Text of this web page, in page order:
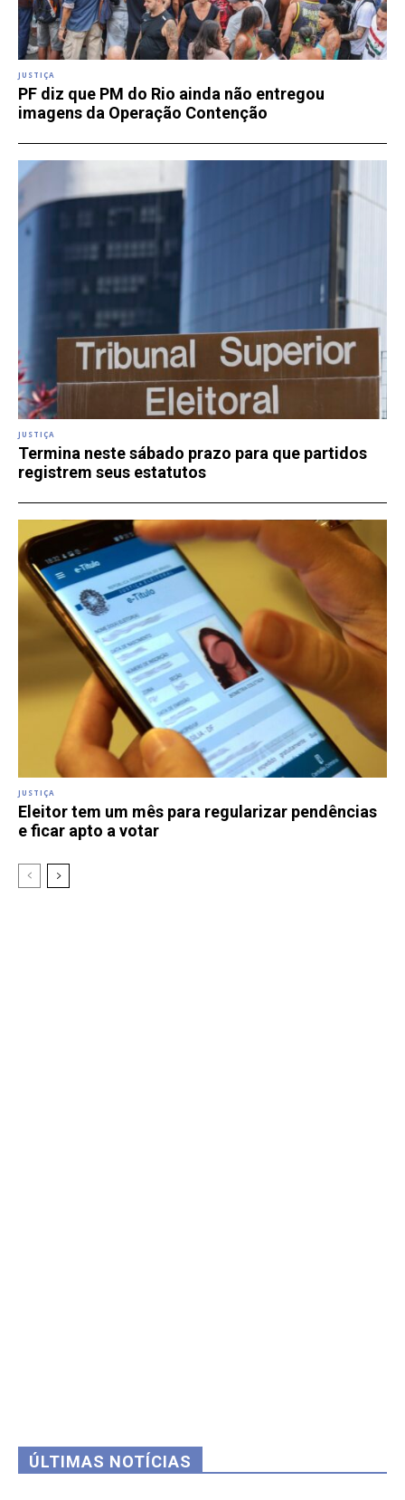
JUSTIÇA
PF diz que PM do Rio ainda não entregou
imagens da Operação Contenção
JUSTIÇA
Termina neste sábado prazo para que partidos
registrem seus estatutos
JUSTIÇA
Eleitor tem um mês para regularizar pendências
e ficar apto a votar
ÚLTIMAS NOTÍCIAS